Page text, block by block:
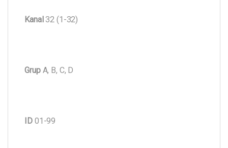
Kanal32 (1-32)
Grup A, B, C, D
ID 01-99